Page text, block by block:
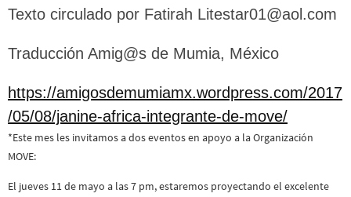
Texto circulado por Fatirah Litestar01@aol.com
Traducción Amig@s de Mumia, México
https://amigosdemumiamx.wordpress.com/2017
/05/08/janine-africa-integrante-de-move/
*Este mes les invitamos a dos eventos en apoyo a la Organización
MOVE:
El jueves 11 de mayo a las 7 pm, estaremos proyectando el excelente